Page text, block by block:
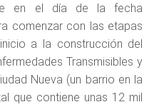
en el día de la fecha
comenzar con las etapas
a la construcción del
Transmisibles y
Nueva (un barrio en la
que contiene unas 12 mil